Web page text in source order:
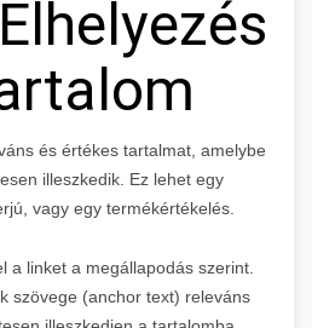
és értékes tartalmat, amelybe
illeszkedik. Ez lehet egy
vagy egy termékértékelés.
a linket a megállapodás szerint.
szövege (anchor text) releváns